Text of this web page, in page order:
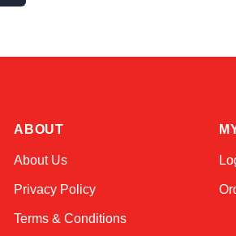
ABOUT
About Us
Privacy Policy
Terms & Conditions